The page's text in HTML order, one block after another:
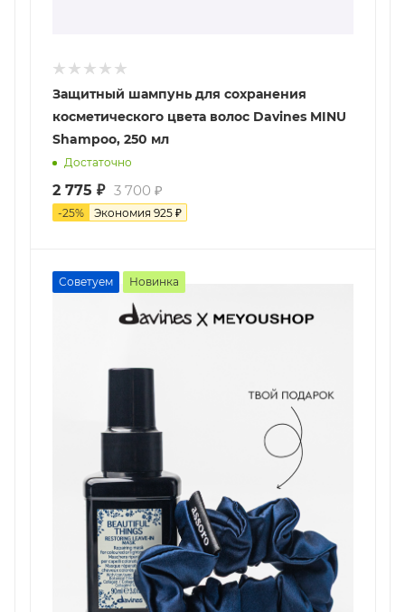
Защитный шампунь для сохранения
косметического цвета волос Davines MINU
Shampoo, 250 мл
Достаточно
2 775 ₽ 3 700 ₽
-25% Экономия 925 ₽
Советуем Новинка